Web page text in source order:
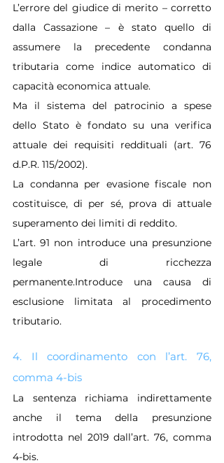
L’errore del giudice di merito – corretto
dalla Cassazione – è stato quello di
assumere la precedente condanna
tributaria come indice automatico di
capacità economica attuale.
Ma il sistema del patrocinio a spese
dello Stato è fondato su una verifica
attuale dei requisiti reddituali (art. 76
d.P.R. 115/2002).
La condanna per evasione fiscale non
costituisce, di per sé, prova di attuale
superamento dei limiti di reddito.
L’art. 91 non introduce una presunzione
legale di ricchezza
permanente.Introduce una causa di
esclusione limitata al procedimento
tributario.
4. Il coordinamento con l’art. 76,
comma 4-bis
La sentenza richiama indirettamente
anche il tema della presunzione
introdotta nel 2019 dall’art. 76, comma
4-bis.